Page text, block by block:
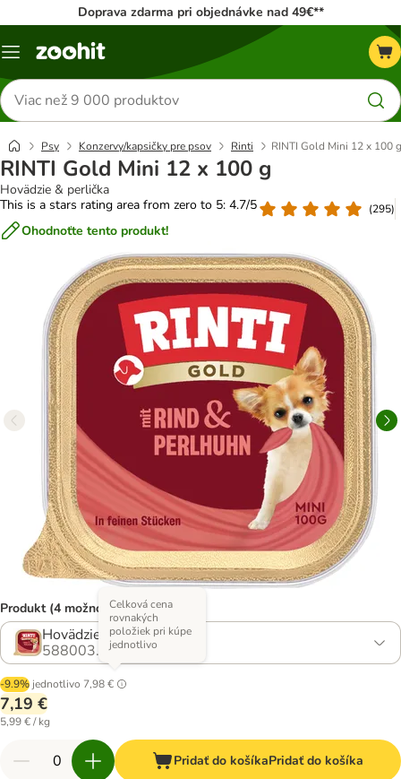
Doprava zdarma pri objednávke nad 49€**
Kategórie
Hľadať
produkty
Psy Konzervy/kapsičky pre psov Rinti RINTI Gold Mini 12 x 100 g
RINTI Gold Mini 12 x 100 g
Hovädzie & perlička
This is a stars rating area from zero to 5: 4.7/5
(295)
Ohodnoťte tento produkt!
Produkt (4 možností)
Hovädzie & perlička
588003.0
-9.9% jednotlivo 7,98 €
Celková cena
rovnakých
položiek pri kúpe
jednotlivo
7,19 €
5,99 € / kg
Pridať do košíkaPridať do košíka